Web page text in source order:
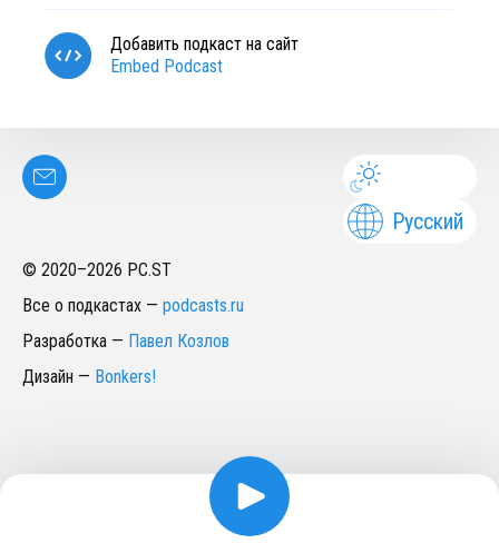
Добавить подкаст на сайт
Embed Podcast
Русский
© 2020–2026 PC.ST
Все о подкастах — podcasts.ru
Разработка — Павел Козлов
Дизайн — Bonkers!